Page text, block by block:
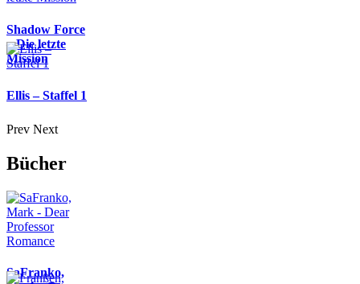
Shadow Force
– Die letzte
Mission
Ellis – Staffel 1
Prev Next
Bücher
SaFranko,